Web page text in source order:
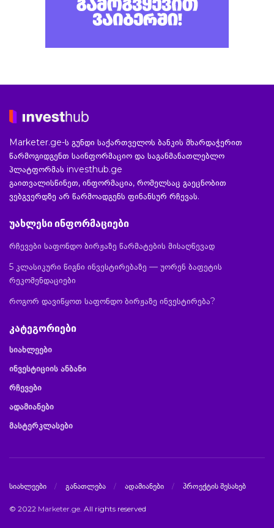
Marketer.ge-ს გუნდი საქართველოს ბანკის მხარდაჭერით
წარმოგიდგენთ საინფორმაციო და საგანმანათლებლო
პლატფორმას investhub.ge
გაითვალისწინეთ, ინფორმაცია, რომელსაც გაეცნობით
ვებგვერდზე არ წარმოადგენს ფინანსურ რჩევას.
უახლესი ინფორმაციები
რჩევები საფონდო ბირჟაზე წარმატების მისაღწევად
5 კლასიკური წიგნი ინვესტირებაზე — უორენ ბაფეტის
რეკომენდაციები
როგორ დავიწყოთ საფონდო ბირჟაზე ინვესტირება?
კატეგორიები
სიახლეები
ინვესტიციის ანბანი
რჩევები
ადამიანები
მასტერკლასები
სიახლეები განათლება ადამიანები პროექტის შესახებ
© 2022 Marketer.ge. All rights reserved